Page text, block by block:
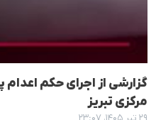
گزارشی از اجرای حکم اعدام
مرکزی تبریز